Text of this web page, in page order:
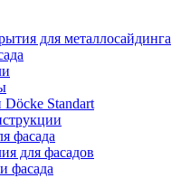
для металлосайдинга
Standart
фасада
для фасадов
фасада